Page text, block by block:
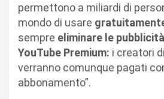
permettono a miliardi di
mondo di usare
sempre eliminare le
YouTube Premium: i creatori
verranno comunque pagati
abbonamento”.